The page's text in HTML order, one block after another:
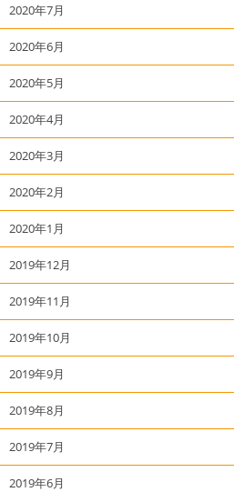
2020年7月
2020年6月
2020年5月
2020年4月
2020年3月
2020年2月
2020年1月
2019年12月
2019年11月
2019年10月
2019年9月
2019年8月
2019年7月
2019年6月